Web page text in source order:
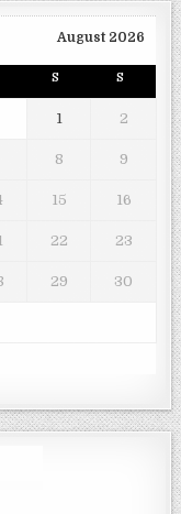
August 2026
S S
1 2
8 9
15 16
22 23
29 30